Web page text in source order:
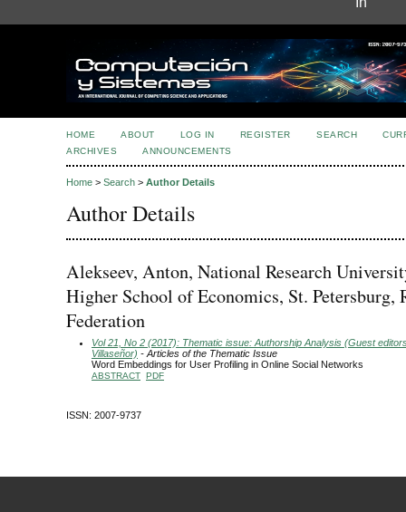
HOME ABOUT LOG IN REGISTER SEARCH
ARCHIVES
ANNOUNCEMENTS
Home > Search > Author Details
Author Details
Alekseev, Anton, National Research
Higher School of Economics, St. Petersburg,
Federation
Vol 21, No 2 (2017): Thematic issue: Authorship Analysis (Guest
Villaseñor) - Articles of the Thematic Issue
Word Embeddings for User Profiling in Online Social Networks
ABSTRACT PDF
ISSN: 2007-9737